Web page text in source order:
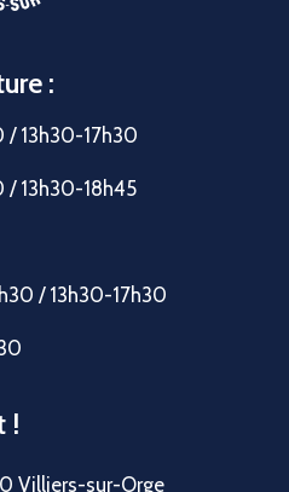
:
/ 13h30-17h30
/ 13h30-18h45
/ 13h30-17h30
!
Villiers-sur-Orge